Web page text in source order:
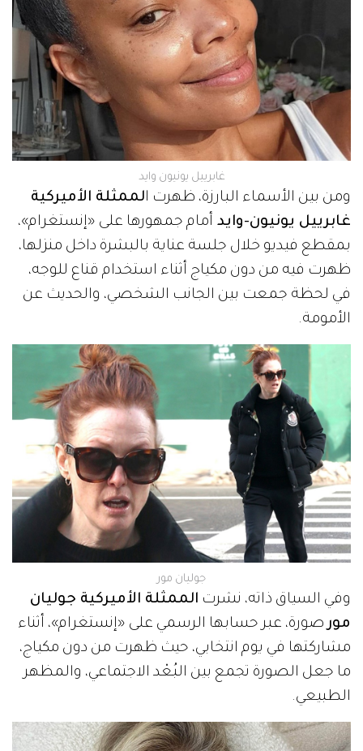
غابرييل يونيون وايد
ومن بين الأسماء البارزة، ظهرت الممثلة الأميركية
غابرييل يونيون-وايد أمام جمهورها على «إنستغرام»،
بمقطع فيديو خلال جلسة عناية بالبشرة داخل منزلها،
ظهرت فيه من دون مكياج أثناء استخدام قناع للوجه،
في لحظة جمعت بين الجانب الشخصي، والحديث عن
الأمومة.
جوليان مور
وفي السياق ذاته، نشرت الممثلة الأميركية جوليان
مور صورة، عبر حسابها الرسمي على «إنستغرام»، أثناء
مشاركتها في يوم انتخابي، حيث ظهرت من دون مكياج،
ما جعل الصورة تجمع بين البُعْد الاجتماعي، والمظهر
الطبيعي.